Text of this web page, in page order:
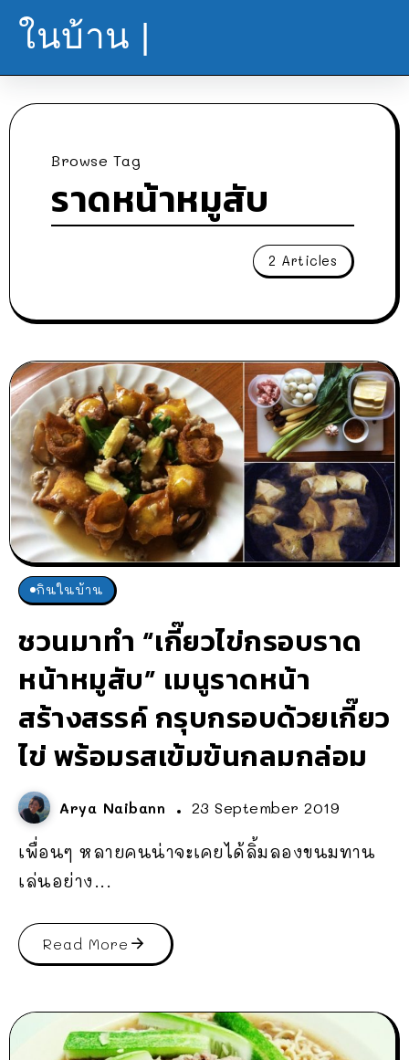
ในบ้าน |
Browse Tag
ราดหน้าหมูสับ
2 Articles
กินในบ้าน
ชวนมาทำ “เกี๊ยวไข่กรอบราด
หน้าหมูสับ” เมนูราดหน้า
สร้างสรรค์ กรุบกรอบด้วยเกี๊ยว
ไข่ พร้อมรสเข้มข้นกลมกล่อม
Arya Naibann 23 September 2019
เพื่อนๆ หลายคนน่าจะเคยได้ลิ้มลองขนมทาน
เล่นอย่าง...
Read More